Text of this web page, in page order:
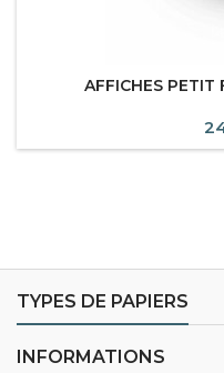
AFFICHES PETIT
TYPES DE PAPIERS
INFORMATIONS